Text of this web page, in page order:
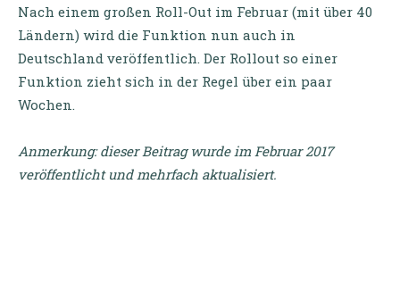
Nach einem großen Roll-Out im Februar (mit über 40
Ländern) wird die Funktion nun auch in
Deutschland veröffentlich. Der Rollout so einer
Funktion zieht sich in der Regel über ein paar
Wochen.
Anmerkung: dieser Beitrag wurde im Februar 2017
veröffentlicht und mehrfach aktualisiert.